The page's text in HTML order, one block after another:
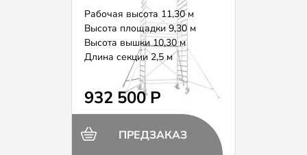
Рабочая высота 11,30 м
Высота площадки 9,30 м
Высота вышки 10,30 м
Длина секции 2,5 м
Вес 259,0 кг
932 500 Р
ПРЕДЗАКАЗ